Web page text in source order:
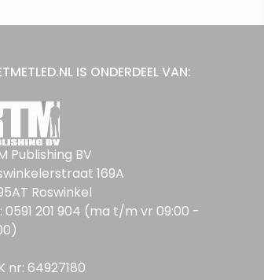
IS ONDERDEEL VAN:
Publishing BV
169A
Roswinkel
0591 201 904 (ma t/m vr 09:00 -
nr: 64927180